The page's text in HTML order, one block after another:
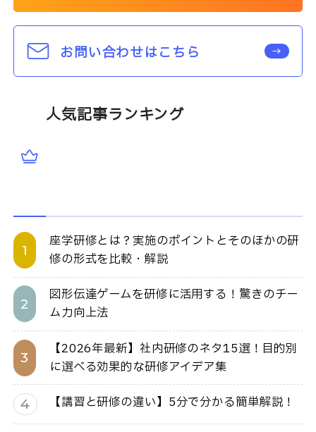
お問い合わせはこちら
人気記事ランキング
座学研修とは？実施のポイントとそのほかの研
修の形式を比較・解説
図形伝達ゲームを研修に活用する！驚きのチー
ム力向上法
【2026年最新】社内研修のネタ15選！目的別
に選べる効果的な研修アイデア集
【講習と研修の違い】5分で分かる簡単解説！